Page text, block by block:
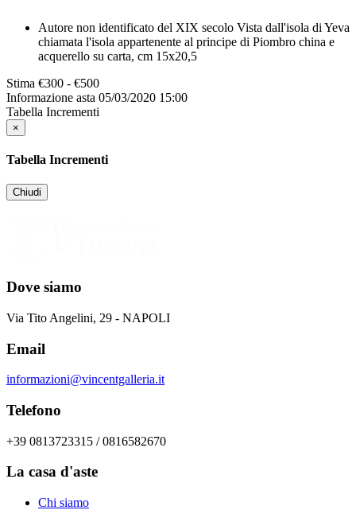
Autore non identificato del XIX secolo Vista dall'isola di Yeva
chiamata l'isola appartenente al principe di Piombro china e
acquerello su carta, cm 15x20,5
Stima €300 - €500
Informazione asta 05/03/2020 15:00
Tabella Incrementi
×
Tabella Incrementi
Chiudi
Dove siamo
Via Tito Angelini, 29 - NAPOLI
Email
informazioni@vincentgalleria.it
Telefono
+39 0813723315 / 0816582670
La casa d'aste
Chi siamo